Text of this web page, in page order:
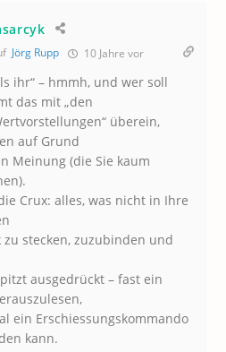
Jörg Rupp 10 Jahre vor
ihr“ – hmmh, und wer soll
das mit „den
überein,
auf Grund
Meinung (die Sie kaum
Crux: alles, was nicht in Ihre
zu stecken, zuzubinden und
ausgedrückt – fast ein
ein Erschiessungskommando
kann.